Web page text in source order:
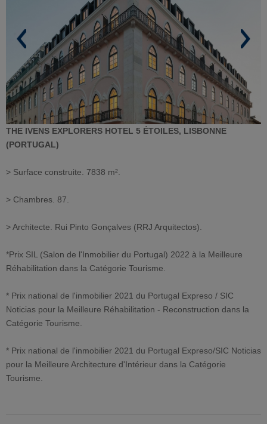
THE IVENS EXPLORERS HOTEL 5 ÉTOILES, LISBONNE
(PORTUGAL)
> Surface construite. 7838 m².
> Chambres. 87.
> Architecte. Rui Pinto Gonçalves (RRJ Arquitectos).
*Prix SIL (Salon de l'Inmobilier du Portugal) 2022 à la Meilleure
Réhabilitation dans la Catégorie Tourisme.
* Prix national de l'inmobilier 2021 du Portugal Expreso / SIC
Noticias pour la Meilleure Réhabilitation - Reconstruction dans la
Catégorie Tourisme.
* Prix national de l'inmobilier 2021 du Portugal Expreso/SIC Noticias
pour la Meilleure Architecture d'Intérieur dans la Catégorie
Tourisme.